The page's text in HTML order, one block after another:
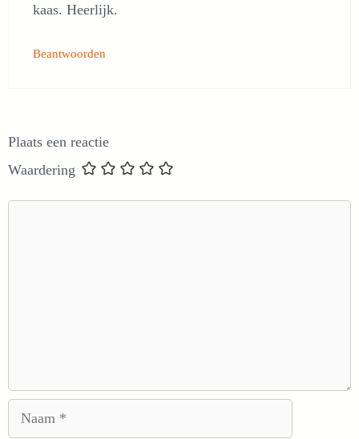
kaas. Heerlijk.
Beantwoorden
Plaats een reactie
Waardering